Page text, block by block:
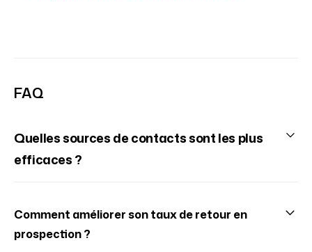
FAQ
Quelles sources de contacts sont les plus
efficaces ?
phoning, événements et partenariats locaux.
Comment améliorer son taux de retour en
prospection ?